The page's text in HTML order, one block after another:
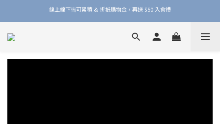
加入品牌會員，官網門市每筆消費皆享 1% 購物金回饋！
線上線下皆可累積 & 折抵購物金，再送 $50 入會禮